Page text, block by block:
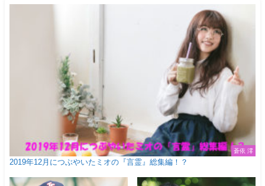
蒼依 澪
2019年12月につぶやいたミオの『言霊』総集編！？